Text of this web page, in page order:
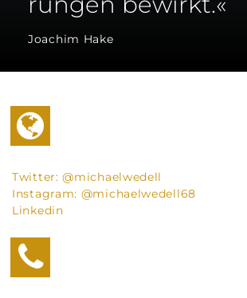
Joa­chim Hake
Twit­ter:@michaelwedell
Insta­gram: @michaelwedell68
Lin­kedin